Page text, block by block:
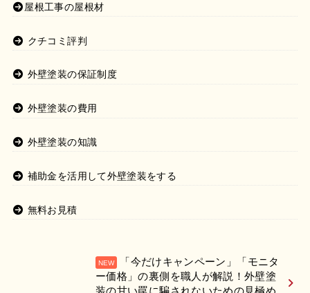
屋根工事の屋根材
クチコミ評判
外壁塗装の保証制度
外壁塗装の費用
外壁塗装の知識
補助金を活用して外壁塗装をする
無料お見積
「今だけキャンペーン」「モニタ
ー価格」の裏側を職人が解説！外壁塗
装の甘い罠に騙されないための見極め